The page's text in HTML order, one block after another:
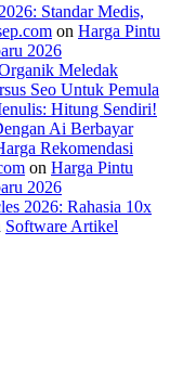
Standar Medis,
on Harga Pintu
2026
Meledak
Seo Untuk Pemula
Hitung Sendiri!
Ai Berbayar
Rekomendasi
on Harga Pintu
2026
2026: Rahasia 10x
Software Artikel